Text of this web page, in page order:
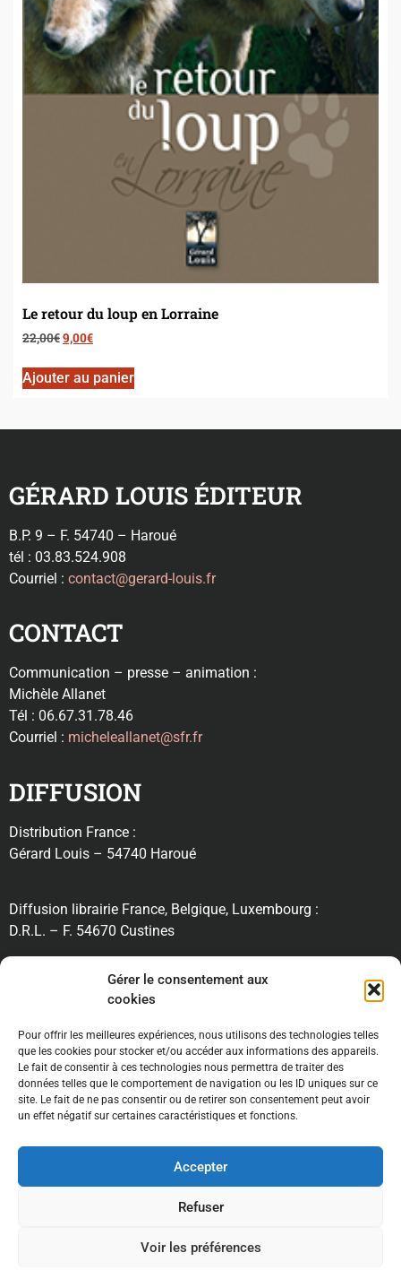
Gérer le consentement aux
cookies
Pour offrir les meilleures expériences, nous utilisons des technologies telles
que les cookies pour stocker et/ou accéder aux informations des appareils.
Le fait de consentir à ces technologies nous permettra de traiter des
données telles que le comportement de navigation ou les ID uniques sur ce
site. Le fait de ne pas consentir ou de retirer son consentement peut avoir
un effet négatif sur certaines caractéristiques et fonctions.
Accepter
Refuser
Voir les préférences
Le retour du loup en Lorraine
22,00€9,00€
Ajouter au panier
GÉRARD LOUIS ÉDITEUR
B.P. 9 – F. 54740 – Haroué
tél : 03.83.524.908
Courriel : contact@gerard-louis.fr
CONTACT
Communication – presse – animation :
Michèle Allanet
Tél : 06.67.31.78.46
Courriel : micheleallanet@sfr.fr
DIFFUSION
Distribution France :
Gérard Louis – 54740 Haroué
Diffusion librairie France, Belgique, Luxembourg :
D.R.L. – F. 54670 Custines
RECHERCHE
INFORMATIONS
Conditions générales de ventes